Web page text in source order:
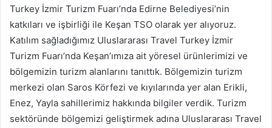
Turkey İzmir Turizm Fuarı’nda Edirne Belediyesi’nin
katkıları ve işbirliği ile Keşan TSO olarak yer alıyoruz.
Katılım sağladığımız Uluslararası Travel Turkey İzmir
Turizm Fuarı’nda Keşan’ımıza ait yöresel ürünlerimizi ve
bölgemizin turizm alanlarını tanıttık. Bölgemizin turizm
merkezi olan Saros Körfezi ve kıyılarında yer alan Erikli,
Enez, Yayla sahillerimiz hakkında bilgiler verdik. Turizm
sektöründe bölgemizi geliştirmek adına Uluslararası Travel